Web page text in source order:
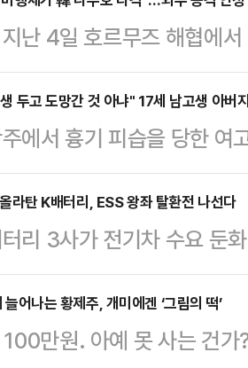
통해 “이란의 소위 ‘대표
음에 들지 않는다. 완전
은 앞서 1쪽짜리 종전 양
이란 국영 IRNA통신이 이
변을…
난 4일 호르무즈 해협에
재가 미상 비행체의 타격에
후 원인에 신중한 입장을
인정했다.다만 타격한 비
고 공격의 주체에 대해서
고 밝혔다.외교부는 10일
조사결과를 발표했다.박
일 미상의 …
두고 도망간 것 아냐" 17세 남고생 아버
에서 흉기 피습을 당한 여
고교생이 당시 상황을
지난 5일 0시 11분쯤 광
비명을 듣고 "처음에는
그냥 몸이 먼저 움직였
해자를 발견했다. 피해자
를 꺼내 신고하려는 순간
라탄 K배터리, ESS 왕좌 탈환전 나선다
리 3사가 전기차 수요 둔
키우고 있다. 한때 ESS
공지능(AI) 데이터센터향
을 노리고 있다.11일 업
어나는 황제주, 개미에겐 ‘그림의 떡’
만원. 아예 못 사는 건